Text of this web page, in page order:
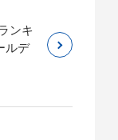
ンキ
ルデ